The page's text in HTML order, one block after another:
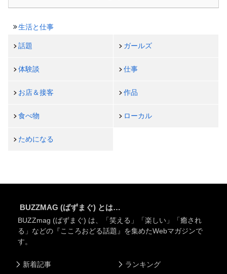
生活と仕事
話題 ガールズ
体験談 仕事
お店＆接客 作品
食べ物 ローカル
ためになる
BUZZMAG (ばずまぐ) とは…
BUZZmag (ばずまぐ) は、「笑える」「楽しい」「癒され
る」などの『こころおどる話題』を集めたWebマガジンで
す。
新着記事 ランキング